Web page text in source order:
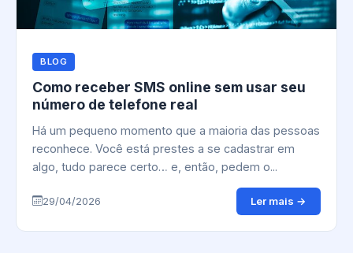
BLOG
Como receber SMS online sem usar seu
número de telefone real
Há um pequeno momento que a maioria das pessoas
reconhece. Você está prestes a se cadastrar em
algo, tudo parece certo… e, então, pedem o...
29/04/2026 Ler mais →